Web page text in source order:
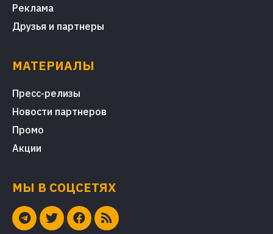
Реклама
Друзья и партнеры
МАТЕРИАЛЫ
Пресс-релизы
Новости партнеров
Промо
Акции
МЫ В СОЦСЕТЯХ